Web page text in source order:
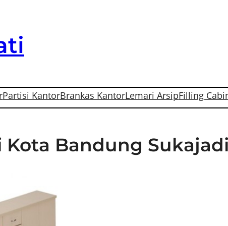
Partisi KantorBrankas KantorLemari ArsipFilling
Bandung Sukajadi